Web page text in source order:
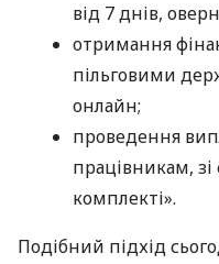
від 7 днів,
отримання
пільговими
онлайн;
проведення
працівникам,
комплекті».
Подібний підхід